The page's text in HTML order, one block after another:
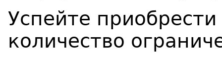
Успейте
количество